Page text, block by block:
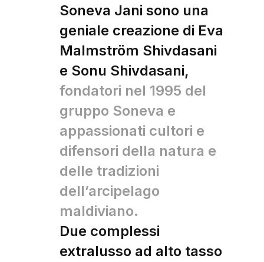
Soneva Jani sono una
geniale creazione di Eva
Malmström Shivdasani
e Sonu Shivdasani,
fondatori nel 1995 del
gruppo Soneva e
appassionati cultori e
difensori della natura e
delle tradizioni
dell’arcipelago
maldiviano.
Due complessi
extralusso ad alto tasso